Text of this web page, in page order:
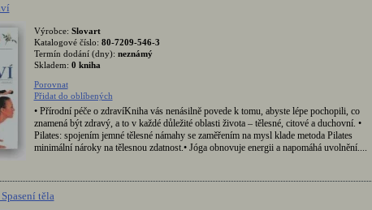
Výrobce: Slovart
Katalogové číslo: 80-7209-546-3
Termín dodání (dny): neznámý
Skladem: 0 kniha
Porovnat
Přidat do oblíbených
• Přírodní péče o zdravíKniha vás nenásilně povede k tomu, abyste lépe pochopili, co
znamená být zdravý, a to v každé důležité oblasti života – tělesné, citové a duchovní. •
Pilates: spojením jemné tělesné námahy se zaměřením na mysl klade metoda Pilates
minimální nároky na tělesnou zdatnost.• Jóga obnovuje energii a napomáhá uvolnění....
těla